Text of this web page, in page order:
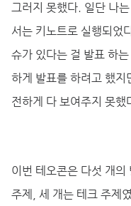
그러지 못했다. 일단 나
서는 키노트로 실행되었
슈가 있다는 걸 발표 하
하게 발표를 하려고 했
전하게 다 보여주지 못했
이번 테오콘은 다섯 개의
주제, 세 개는 테크 주제